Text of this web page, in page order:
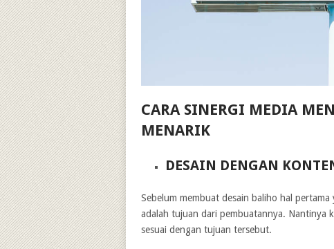
CARA SINERGI MEDIA
MENARIK
DESAIN DENGAN
Sebelum membuat desain baliho hal
adalah tujuan dari pembuatannya. Nantinya
sesuai dengan tujuan tersebut.